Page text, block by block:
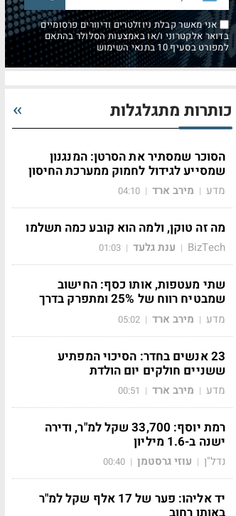
אני מאשר קבלת ניוזלטרים ודיוורים פרסומיים
בדואר אלקטרוני ו/או באמצעות הסלולר בהתאם
למפורט בסעיף 10 בתנאי השימוש
כותרות מתגלגלות
הסוכר שמסתיר את הסרטן: המנגנון
שמסייע לגידול לחמוק ממערכת החיסון
מדע | מירב ארד |
04:10
מה זה טוקן, ולמה הוא קובע כמה תשלמו
BizTech
| ענת גלעד |
01:03
שתי מעטפות, אותו כסף: החישוב
שמבטיח רווח של 25% ומתפרק בדרך
מדע | מירב ארד |
05:02
23 אנשים בחדר: הסיכוי המפתיע
ששניים חולקים יום הולדת
מדע | מירב ארד |
00:51
רמת יוסף: 33,700 שקל למ"ר, ודירה
ישנה ב-1.6 מיליון
נדל"ן | עוזי גרסטמן |
00:40
יד אליהו: פער של 17 אלף שקל למ"ר